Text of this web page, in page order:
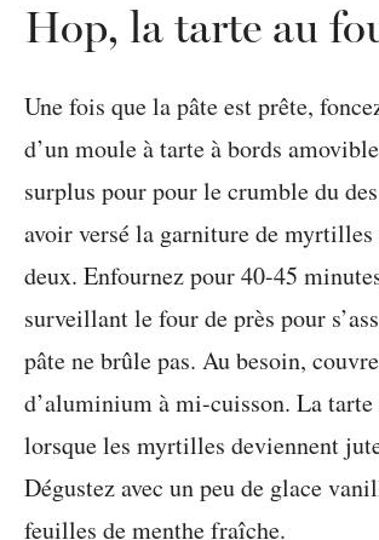
Hop, la tarte au
Une fois que la pâte est prête,
d’un moule à tarte à bords
surplus pour pour le crumble du
avoir versé la garniture de myrtilles
deux. Enfournez pour 40-45
surveillant le four de près pour
pâte ne brûle pas. Au besoin,
d’aluminium à mi-cuisson. La tarte
lorsque les myrtilles deviennent
Dégustez avec un peu de glace
feuilles de menthe fraîche.